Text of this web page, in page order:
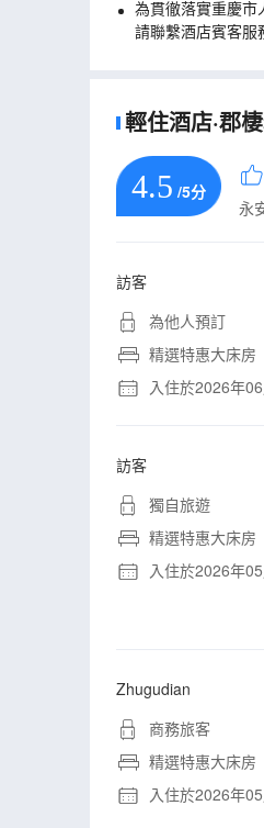
為貫徹落實重慶市
請聯繫酒店賓客服
輕住酒店·郡
4.5 /5分
永
訪客
為他人預訂
精選特惠大床房
入住於2026年
訪客
獨自旅遊
精選特惠大床房
入住於2026年
Zhugudian
商務旅客
精選特惠大床房
入住於2026年